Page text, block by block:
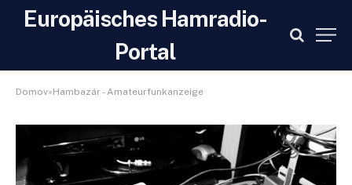
Europäisches Hamradio-
Portal
Domov»Hambazár - Amateurfunkanzeige